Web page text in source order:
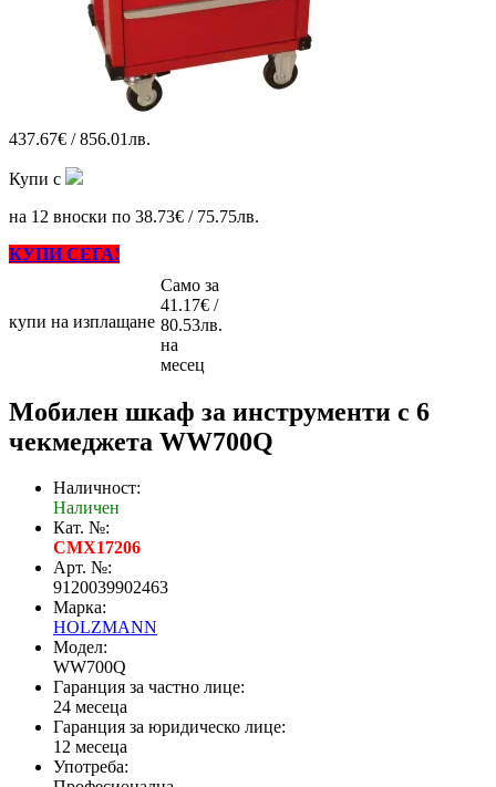
437.67€ / 856.01лв.
Купи с
на 12 вноски по 38.73€ / 75.75лв.
КУПИ СЕГА!
купи на изплащане
Само за
41.17€ /
80.53лв.
на
месец
Мобилен шкаф за инструменти с 6
чекмеджета WW700Q
Наличност:
Наличен
Кат. №:
CMX17206
Арт. №:
9120039902463
Марка:
HOLZMANN
Модел:
WW700Q
Гаранция за частно лице:
24 месеца
Гаранция за юридическо лице:
12 месеца
Употреба: